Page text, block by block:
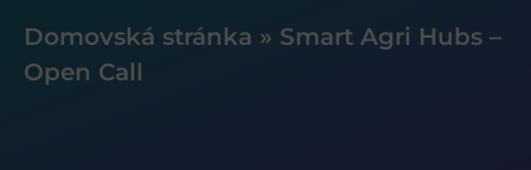
Domovská stránka » Smart Agri Hubs –
Open Call